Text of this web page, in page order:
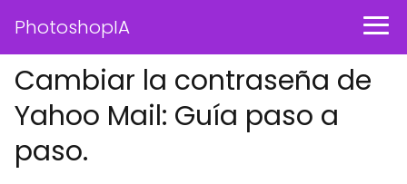
PhotoshopIA
Cambiar la contraseña de
Yahoo Mail: Guía paso a
paso.